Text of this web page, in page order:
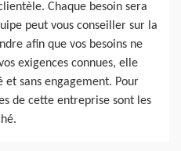
Chaque besoin sera
peut vous conseiller sur la
afin que vos besoins ne
exigences connues, elle
sans engagement. Pour
de cette entreprise sont les